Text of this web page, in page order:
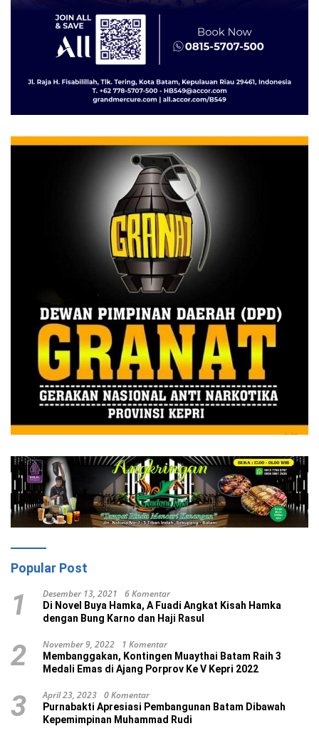
Popular Post
1 Desember 13, 2021 6 Komentar
Di Novel Buya Hamka, A Fuadi Angkat Kisah Hamka
dengan Bung Karno dan Haji Rasul
2 November 9, 2022 1 Komentar
Membanggakan, Kontingen Muaythai Batam Raih 3
Medali Emas di Ajang Porprov Ke V Kepri 2022
3 April 23, 2023 0 Komentar
Purnabakti Apresiasi Pembangunan Batam Dibawah
Kepemimpinan Muhammad Rudi